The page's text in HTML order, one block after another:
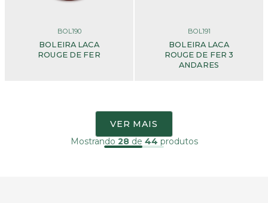
BOL190
BOLEIRA LACA
ROUGE DE FER
BOL191
BOLEIRA LACA
ROUGE DE FER 3
ANDARES
VER MAIS
Mostrando 28de 44 produtos